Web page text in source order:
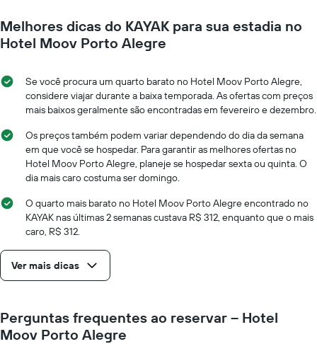
Melhores dicas do KAYAK para sua estadia no
Hotel Moov Porto Alegre
Se você procura um quarto barato no Hotel Moov Porto Alegre,
considere viajar durante a baixa temporada. As ofertas com preços
mais baixos geralmente são encontradas em fevereiro e dezembro.
Os preços também podem variar dependendo do dia da semana
em que você se hospedar. Para garantir as melhores ofertas no
Hotel Moov Porto Alegre, planeje se hospedar sexta ou quinta. O
dia mais caro costuma ser domingo.
O quarto mais barato no Hotel Moov Porto Alegre encontrado no
KAYAK nas últimas 2 semanas custava R$ 312, enquanto que o mais
caro, R$ 312.
Ver mais dicas
Perguntas frequentes ao reservar – Hotel
Moov Porto Alegre